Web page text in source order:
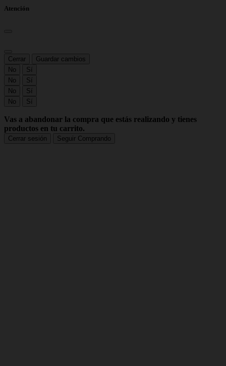
Atención
Cerrar
Guardar cambios
No
Sí
No
Sí
No
Sí
No
Sí
Vas a abandonar la compra que estás realizando y tienes
productos en tu carrito.
Cerrar sesión Seguir Comprando